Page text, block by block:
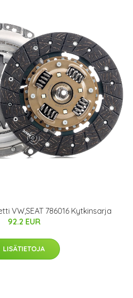
VW,SEAT 786016 Kytkinsarja
92.2 EUR
LISÄTIETOJA